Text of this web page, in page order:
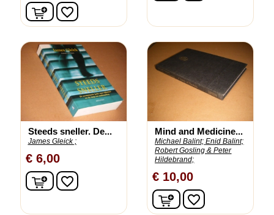
In winkelwagen
favorite_border
Steeds sneller. De...
James Gleick ;
€ 6,00
In winkelwagen
favorite_border
Mind and Medicine...
Michael Balint; Enid Balint;
Robert Gosling & Peter
Hildebrand;
€ 10,00
In winkelwagen
favorite_border